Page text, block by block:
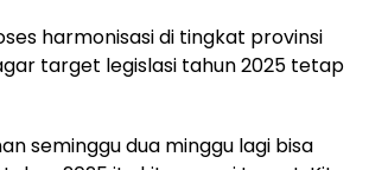
harmonisasi di tingkat provinsi
target legislasi tahun 2025 tetap
seminggu dua minggu lagi bisa